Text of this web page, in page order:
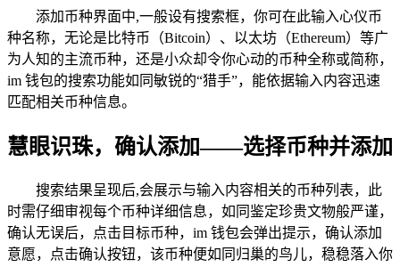
添加币种界面中,一般设有搜索框，你可在此输入心仪币
种名称，无论是比特币（Bitcoin）、以太坊（Ethereum）等广
为人知的主流币种，还是小众却令你心动的币种全称或简称，
im 钱包的搜索功能如同敏锐的“猎手”，能依据输入内容迅速
匹配相关币种信息。
慧眼识珠，确认添加——选择币种并添加
搜索结果呈现后,会展示与输入内容相关的币种列表，此
时需仔细审视每个币种详细信息，如同鉴定珍贵文物般严谨，
确认无误后，点击目标币种，im 钱包会弹出提示，确认添加
意愿，点击确认按钮，该币种便如同归巢的鸟儿，稳稳落入你